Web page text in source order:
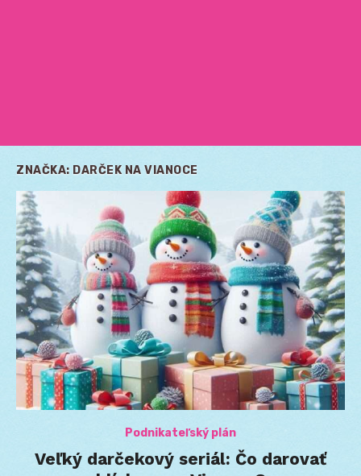
ZNAČKA: DARČEK NA VIANOCE
Podnikateľský plán
Veľký darčekový seriál: Čo darovať